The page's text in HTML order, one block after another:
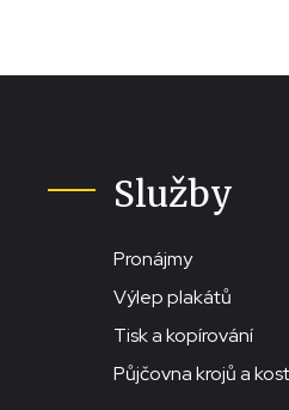
Služby
Pronájmy
Výlep plakátů
Tisk a kopírování
Půjčovna krojů a